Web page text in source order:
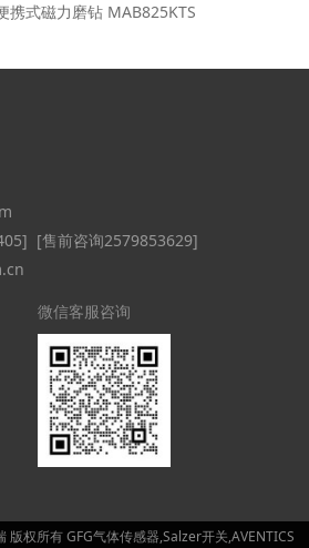
携式磁力磨钻 MAB825KTS
[售前咨询2579853629]
微信客服咨询
权所有 GFG气体传感器,Salzer开关,AVENTICS